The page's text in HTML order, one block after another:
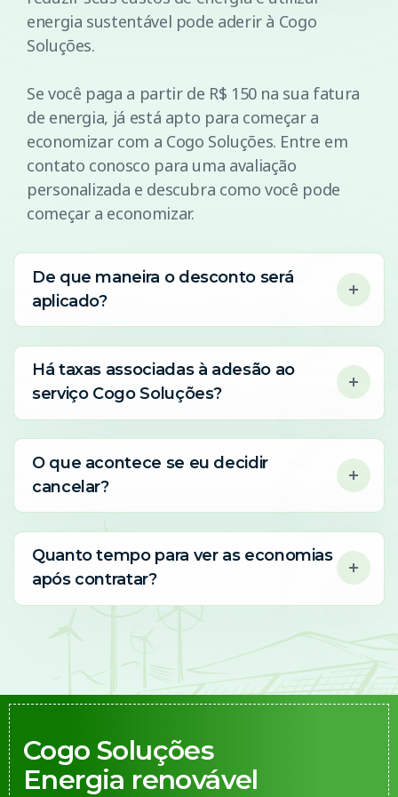
energia sustentável pode aderir à Cogo
Soluções.
Se você paga a partir de R$ 150 na sua fatura
de energia, já está apto para começar a
economizar com a Cogo Soluções. Entre em
contato conosco para uma avaliação
personalizada e descubra como você pode
começar a economizar.
De que maneira o desconto será
aplicado?
Há taxas associadas à adesão ao
serviço Cogo Soluções?
O que acontece se eu decidir
cancelar?
Quanto tempo para ver as economias
após contratar?
Cogo Soluções
Energia renovável